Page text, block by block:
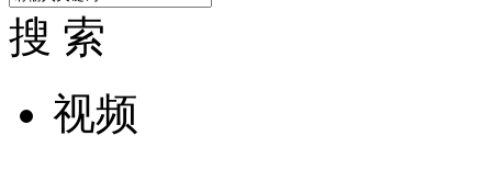
搜 索
视频